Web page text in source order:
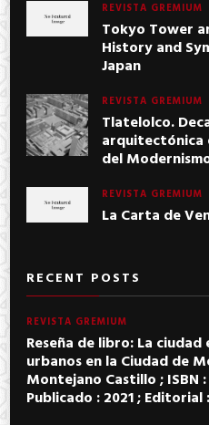
REVISTA GREMIUM
Tokyo Tower
History and
Japan
REVISTA GREMIUM
Tlatelolco.
arquitectónica
del
REVISTA GREMIUM
La Carta de
RECENT POSTS
REVISTA GREMIUM
Reseña de libro: La
urbanos en la Ciudad de
Montejano Castillo ; ISBN
Publicado : 2021 ;